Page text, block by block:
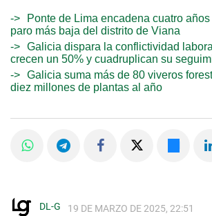
Ponte de Lima encadena cuatro
paro más baja del distrito de Viana
Galicia dispara la conflictividad
crecen un 50% y cuadruplican su
Galicia suma más de 80 viveros
diez millones de plantas al año
DL-G 19 DE MARZO DE 2025, 22:51